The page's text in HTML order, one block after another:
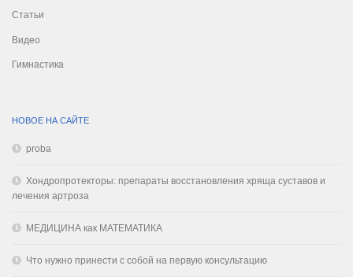
Статьи
Видео
Гимнастика
НОВОЕ НА САЙТЕ
proba
Хондропротекторы: препараты восстановления хряща суставов и
лечения артроза
МЕДИЦИНА как МАТЕМАТИКА
Что нужно принести с собой на первую консультацию